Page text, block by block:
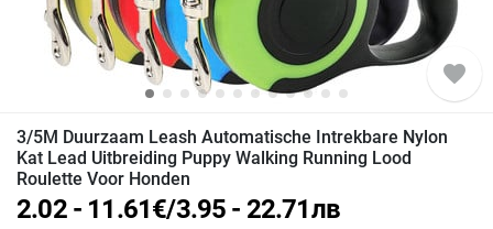
favorite
3/5M Duurzaam Leash Automatische Intrekbare Nylon
Kat Lead Uitbreiding Puppy Walking Running Lood
Roulette Voor Honden
2.02 - 11.61€/3.95 - 22.71лв